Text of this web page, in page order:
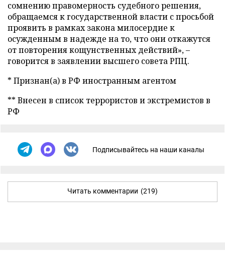
сомнению правомерность судебного решения,
обращаемся к государственной власти с просьбой
проявить в рамках закона милосердие к
осужденным в надежде на то, что они откажутся
от повторения кощунственных действий», –
говорится в заявлении высшего совета РПЦ.
* Признан(а) в РФ иностранным агентом
** Внесен в список террористов и экстремистов в
РФ
Подписывайтесь на наши каналы
Читать комментарии (219)